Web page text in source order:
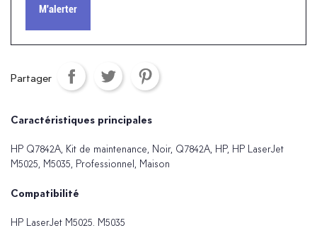
M'alerter
Partager
Caractéristiques principales
HP Q7842A, Kit de maintenance, Noir, Q7842A, HP, HP LaserJet
M5025, M5035, Professionnel, Maison
Compatibilité
HP LaserJet M5025. M5035